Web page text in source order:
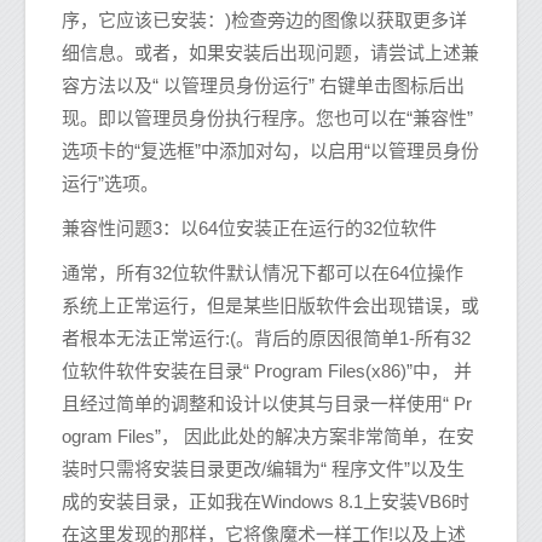
序，它应该已安装：)检查旁边的图像以获取更多详
细信息。或者，如果安装后出现问题，请尝试上述兼
容方法以及“ 以管理员身份运行” 右键单击图标后出
现。即以管理员身份执行程序。您也可以在“兼容性”
选项卡的“复选框”中添加对勾，以启用“以管理员身份
运行”选项。
兼容性问题3：以64位安装正在运行的32位软件
通常，所有32位软件默认情况下都可以在64位操作
系统上正常运行，但是某些旧版软件会出现错误，或
者根本无法正常运行:(。背后的原因很简单1-所有32
位软件软件安装在目录“ Program Files(x86)”中， 并
且经过简单的调整和设计以使其与目录一样使用“ Pr
ogram Files”， 因此此处的解决方案非常简单，在安
装时只需将安装目录更改/编辑为“ 程序文件”以及生
成的安装目录，正如我在Windows 8.1上安装VB6时
在这里发现的那样，它将像魔术一样工作!以及上述